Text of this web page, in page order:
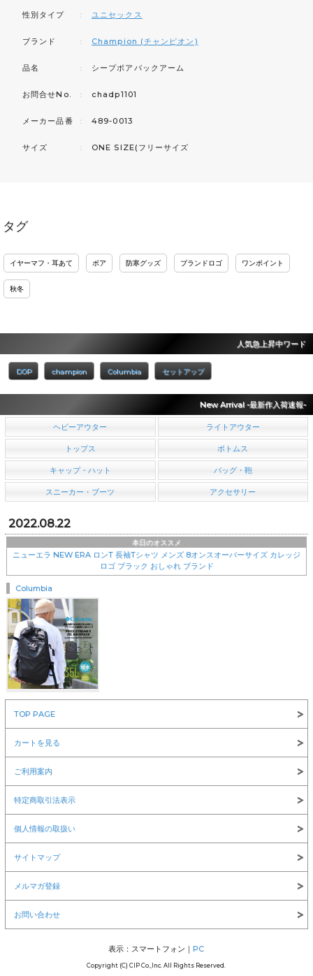
性別タイプ ： ユニセックス
ブランド ： Champion (チャンピオン)
品名 ： シープボアバックアーム
お問合せNo. ： chadp1101
メーカー品番 ： 489-0013
サイズ ： ONE SIZE(フリーサイズ
タグ
イヤーマフ・耳あて ボア 防寒グッズ ブランドロゴ ワンポイント
秋冬
人気急上昇中ワード
DOP champion Columbia セットアップ
New Arrival -最新作入荷速報-
ヘビーアウター ライトアウター
トップス ボトムス
キャップ・ハット バッグ・鞄
スニーカー・ブーツ アクセサリー
2022.08.22
本日のオススメ
ニューエラ NEW ERA ロンT 長袖Tシャツ メンズ 8オンスオーバーサイズ カレッジ
ロゴ ブラック おしゃれ ブランド
Columbia
NEW ERA(ニューエラ)
LOS ANGELES APPAREL(ロサンゼルスアパレル)
TOP PAGE
カートを見る
ご利用案内
特定商取引法表示
個人情報の取扱い
サイトマップ
メルマガ登録
お問い合わせ
表示：スマートフォン｜PC
Copyright (C) CIP Co.,Inc. All Rights Reserved.